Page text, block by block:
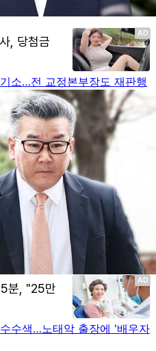
소…전 교정본부장도 재판행
수색…노태악 출장에 '배우자